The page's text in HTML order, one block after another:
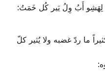
أَبُ وِلُ يَير كُل خَمَتُ:
ما ردّ غضبه ولا يُثير كلّ